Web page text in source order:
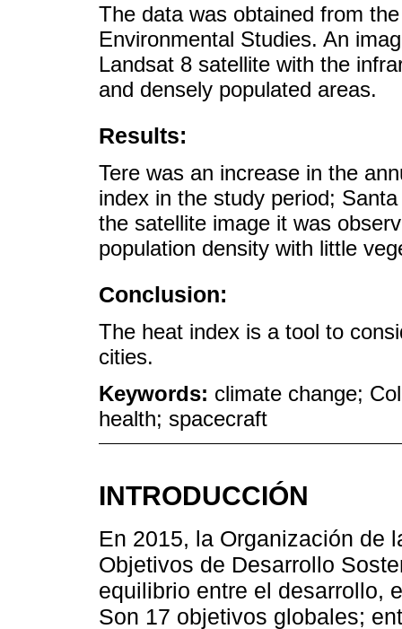
The data was obtained from
Environmental Studies. An
Landsat 8 satellite with the
and densely populated areas.
Results:
Tere was an increase in the
index in the study period;
the satellite image it was
population density with little
Conclusion:
The heat index is a tool to
cities.
Keywords: climate change;
health; spacecraft
INTRODUCCIÓN
En 2015, la Organización de
Objetivos de Desarrollo
equilibrio entre el desarrollo,
Son 17 objetivos globales;